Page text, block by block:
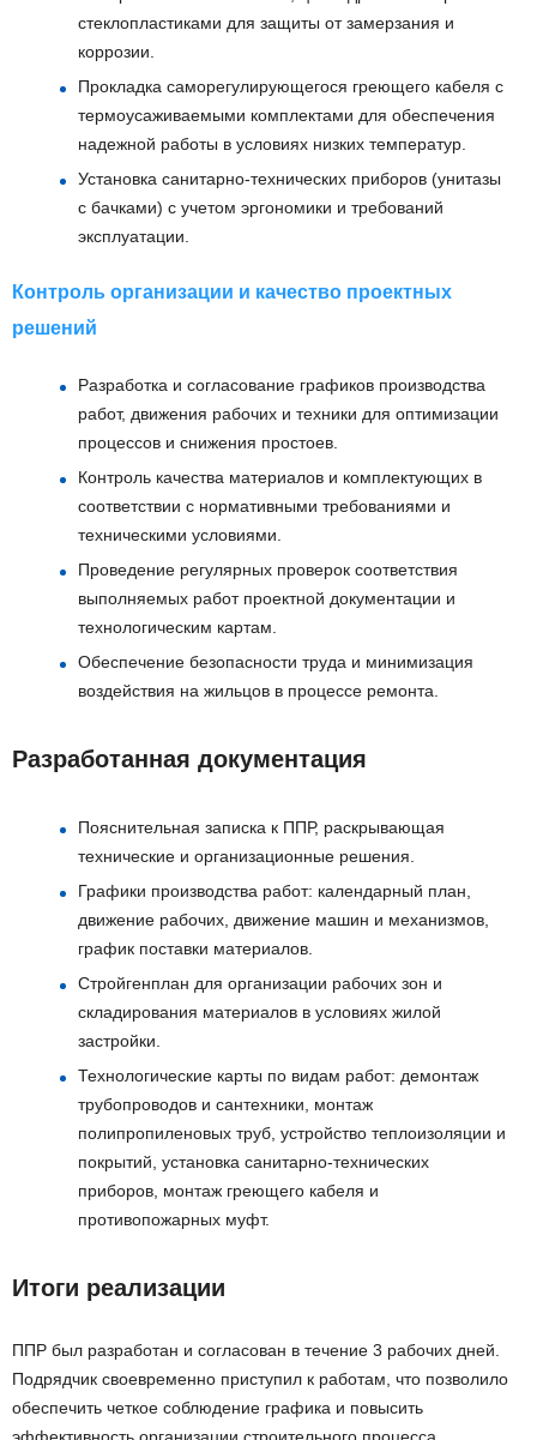
стеклопластиками для защиты от замерзания и
коррозии.
Прокладка саморегулирующегося греющего кабеля с
термоусаживаемыми комплектами для обеспечения
надежной работы в условиях низких температур.
Установка санитарно-технических приборов (унитазы
с бачками) с учетом эргономики и требований
эксплуатации.
Контроль организации и качество проектных
решений
Разработка и согласование графиков производства
работ, движения рабочих и техники для оптимизации
процессов и снижения простоев.
Контроль качества материалов и комплектующих в
соответствии с нормативными требованиями и
техническими условиями.
Проведение регулярных проверок соответствия
выполняемых работ проектной документации и
технологическим картам.
Обеспечение безопасности труда и минимизация
воздействия на жильцов в процессе ремонта.
Разработанная документация
Пояснительная записка к ППР, раскрывающая
технические и организационные решения.
Графики производства работ: календарный план,
движение рабочих, движение машин и механизмов,
график поставки материалов.
Стройгенплан для организации рабочих зон и
складирования материалов в условиях жилой
застройки.
Технологические карты по видам работ: демонтаж
трубопроводов и сантехники, монтаж
полипропиленовых труб, устройство теплоизоляции и
покрытий, установка санитарно-технических
приборов, монтаж греющего кабеля и
противопожарных муфт.
Итоги реализации
ППР был разработан и согласован в течение 3 рабочих дней.
Подрядчик своевременно приступил к работам, что позволило
обеспечить четкое соблюдение графика и повысить
эффективность организации строительного процесса.